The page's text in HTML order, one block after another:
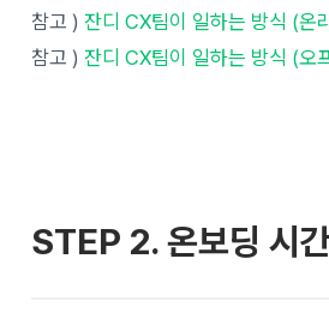
참고 )잔디 CX팀이 일하는 방식 (온
참고 )잔디 CX팀이 일하는 방식 (오
STEP 2.온보딩 시